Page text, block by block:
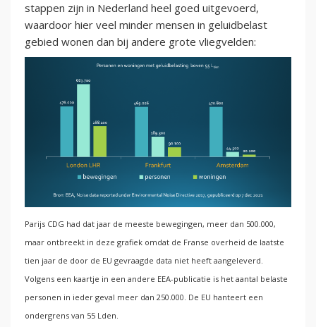
stappen zijn in Nederland heel goed uitgevoerd,
waardoor hier veel minder mensen in geluidbelast
gebied wonen dan bij andere grote vliegvelden:
Parijs CDG had dat jaar de meeste bewegingen, meer dan 500.000,
maar ontbreekt in deze grafiek omdat de Franse overheid de laatste
tien jaar de door de EU gevraagde data niet heeft aangeleverd.
Volgens een kaartje in een andere EEA-publicatie is het aantal belaste
personen in ieder geval meer dan 250.000. De EU hanteert een
ondergrens van 55 Lden.